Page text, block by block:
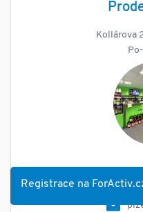
Kollárova
Registrace na